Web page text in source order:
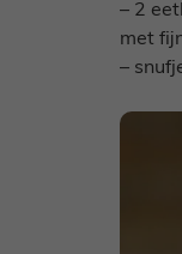
– 2
met
–